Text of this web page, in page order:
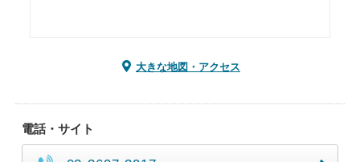
大きな地図・アクセス
電話・サイト